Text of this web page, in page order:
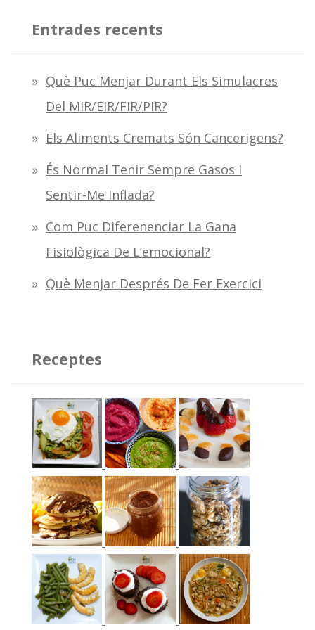
c
:
Entrades recents
Què Puc Menjar Durant Els Simulacres
Del MIR/EIR/FIR/PIR?
Els Aliments Cremats Són Cancerigens?
És Normal Tenir Sempre Gasos I
Sentir-Me Inflada?
Com Puc Diferenenciar La Gana
Fisiològica De L’emocional?
Què Menjar Després De Fer Exercici
Receptes